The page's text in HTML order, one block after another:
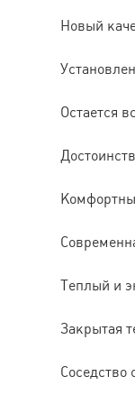
Новый
Остается
Теплый и
Закрытая